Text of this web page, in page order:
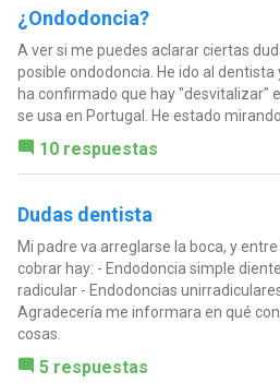
¿Ondodoncia?
A ver si me puedes aclarar ciertas
posible ondodoncia. He ido al
ha confirmado que hay "desvitalizar"
se usa en Portugal. He estado mirando
10 respuestas
Dudas dentista
Mi padre va arreglarse la boca, y
cobrar hay: - Endodoncia simple
radicular - Endodoncias
Agradecería me informara en qué
cosas.
5 respuestas